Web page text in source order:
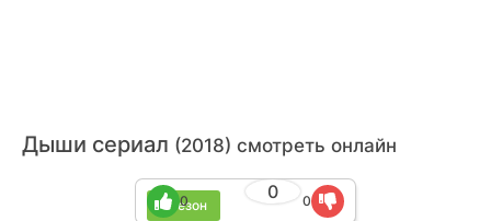
Дыши сериал (2018) смотреть онлайн
1 сезон
0
0 0